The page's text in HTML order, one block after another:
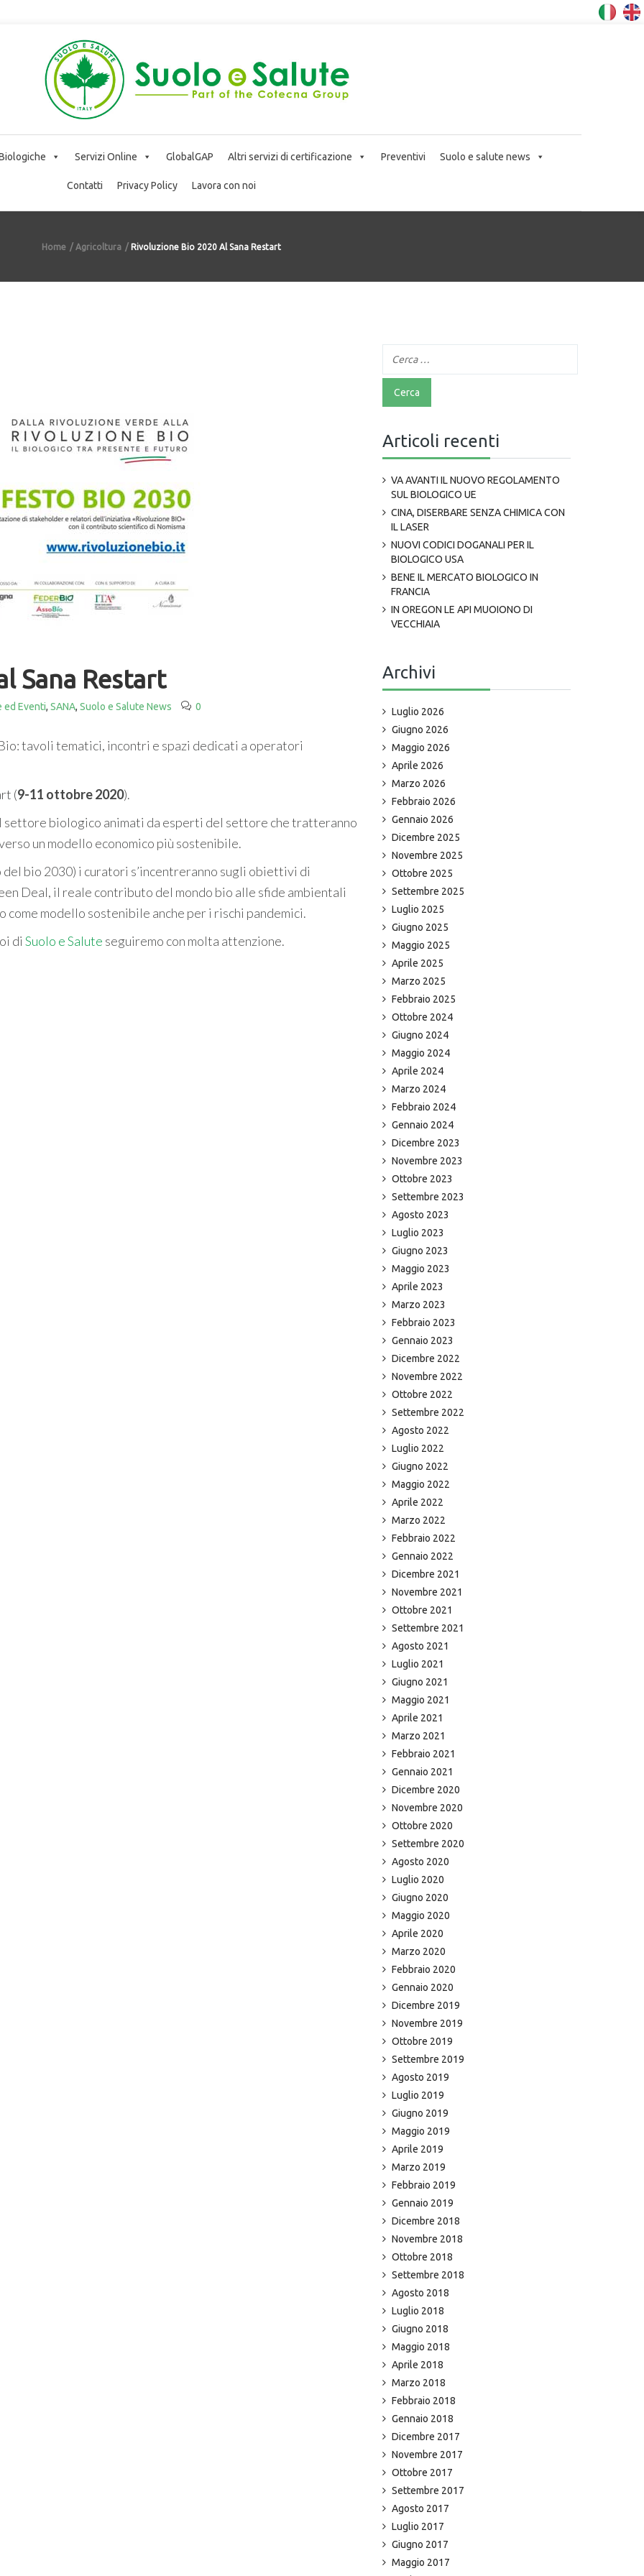
Servizi Online GlobalGAP Altri servizi di certificazione Preventivi Suolo e salute news
Contatti Privacy Policy Lavora con noi
Home Agricoltura Rivoluzione Bio 2020 Al Sana Restart
Sana Restart
ed Eventi, SANA, Suolo e Salute News 0
tavoli tematici, incontri e spazi dedicati a operatori
(9-11 ottobre 2020).
biologico animati da esperti del settore che tratteranno
un modello economico più sostenibile.
bio 2030) i curatori s’incentreranno sugli obiettivi di
Deal, il reale contributo del mondo bio alle sfide ambientali
modello sostenibile anche per i rischi pandemici.
di Suolo e Salute seguiremo con molta attenzione.
Articoli recenti
VA AVANTI IL NUOVO REGOLAMENTO
SUL BIOLOGICO UE
CINA, DISERBARE SENZA CHIMICA CON
IL LASER
NUOVI CODICI DOGANALI PER IL
BIOLOGICO USA
BENE IL MERCATO BIOLOGICO IN
FRANCIA
IN OREGON LE API MUOIONO DI
VECCHIAIA
Archivi
Luglio 2026
Giugno 2026
Maggio 2026
Aprile 2026
Marzo 2026
Febbraio 2026
Gennaio 2026
Dicembre 2025
Novembre 2025
Ottobre 2025
Settembre 2025
Luglio 2025
Giugno 2025
Maggio 2025
Aprile 2025
Marzo 2025
Febbraio 2025
Ottobre 2024
Giugno 2024
Maggio 2024
Aprile 2024
Marzo 2024
Febbraio 2024
Gennaio 2024
Dicembre 2023
Novembre 2023
Ottobre 2023
Settembre 2023
Agosto 2023
Luglio 2023
Giugno 2023
Maggio 2023
Aprile 2023
Marzo 2023
Febbraio 2023
Gennaio 2023
Dicembre 2022
Novembre 2022
Ottobre 2022
Settembre 2022
Agosto 2022
Luglio 2022
Giugno 2022
Maggio 2022
Aprile 2022
Marzo 2022
Febbraio 2022
Gennaio 2022
Dicembre 2021
Novembre 2021
Ottobre 2021
Settembre 2021
Agosto 2021
Luglio 2021
Giugno 2021
Maggio 2021
Aprile 2021
Marzo 2021
Febbraio 2021
Gennaio 2021
Dicembre 2020
Novembre 2020
Ottobre 2020
Settembre 2020
Agosto 2020
Luglio 2020
Giugno 2020
Maggio 2020
Aprile 2020
Marzo 2020
Febbraio 2020
Gennaio 2020
Dicembre 2019
Novembre 2019
Ottobre 2019
Settembre 2019
Agosto 2019
Luglio 2019
Giugno 2019
Maggio 2019
Aprile 2019
Marzo 2019
Febbraio 2019
Gennaio 2019
Dicembre 2018
Novembre 2018
Ottobre 2018
Settembre 2018
Agosto 2018
Luglio 2018
Giugno 2018
Maggio 2018
Aprile 2018
Marzo 2018
Febbraio 2018
Gennaio 2018
Dicembre 2017
Novembre 2017
Ottobre 2017
Settembre 2017
Agosto 2017
Luglio 2017
Giugno 2017
Maggio 2017